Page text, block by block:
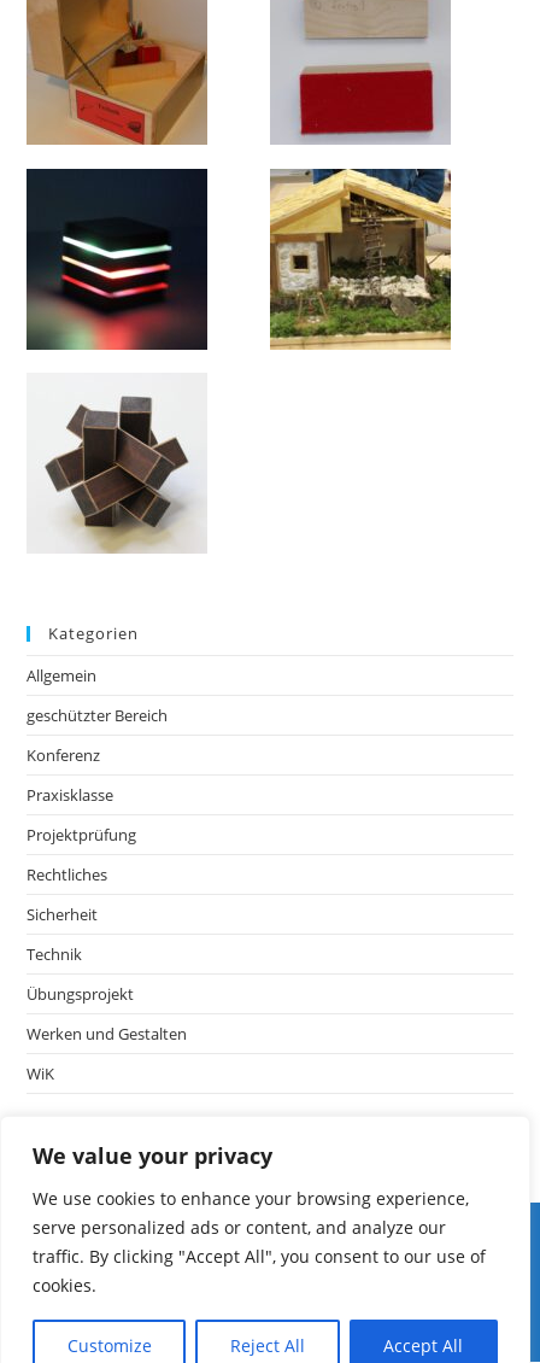
We value your privacy
We use cookies to enhance your browsing experience,
serve personalized ads or content, and analyze our
traffic. By clicking "Accept All", you consent to our use of
cookies.
Customize Reject All Accept All
Kategorien
Allgemein
geschützter Bereich
Konferenz
Praxisklasse
Projektprüfung
Rechtliches
Sicherheit
Technik
Übungsprojekt
Werken und Gestalten
WiK
edoop
Schulmanager
Fibs
mebis